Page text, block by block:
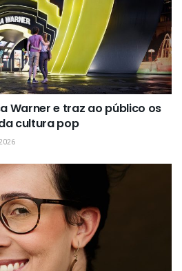
Warner e traz ao público os
cultura pop